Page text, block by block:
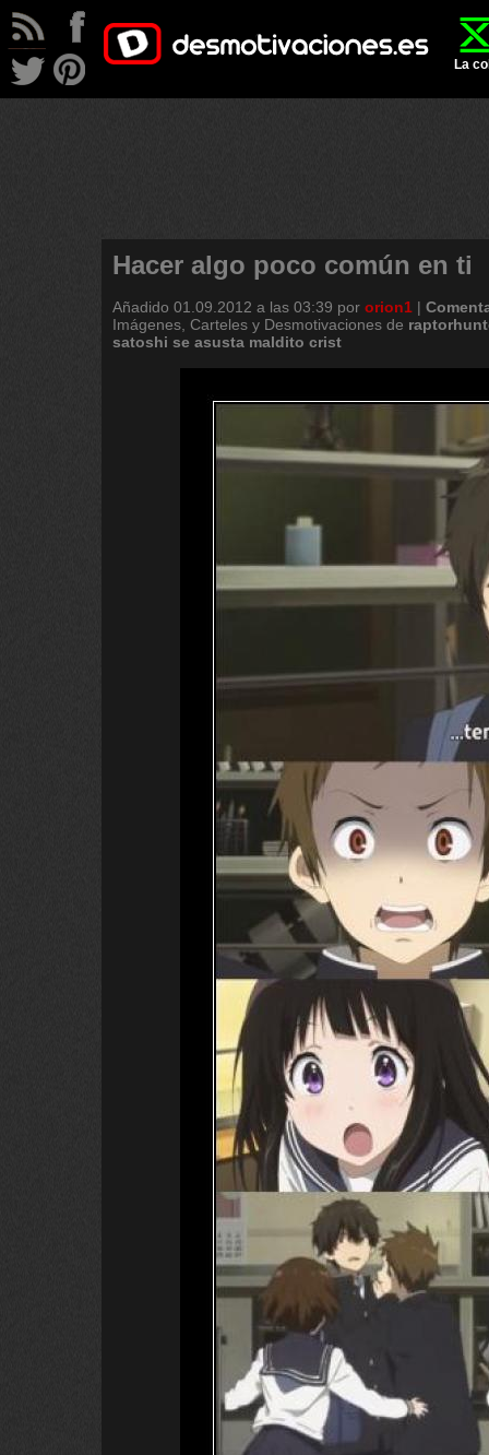
La
Hacer algo poco común en ti
Añadido 01.09.2012 a las 03:39 por orion1 |
Imágenes, Carteles y Desmotivaciones de
satoshi se asusta maldito crist